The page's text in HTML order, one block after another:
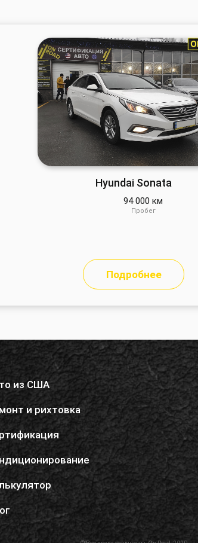
Hyundai Sonata
94 000 км
Пробег
Подробнее
из США
и рихтовка